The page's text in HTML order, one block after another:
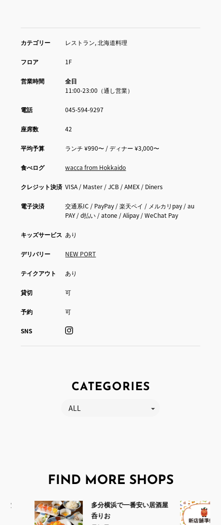
カテゴリー レストラン, 北海道料理
フロア 1F
営業時間
全日
11:00-23:00（通し営業）
電話 045-594-9297
座席数 42
平均予算 ランチ ¥990〜 / ディナー ¥3,000〜
食べログ wacca from Hokkaido
クレジット決済 VISA / Master / JCB / AMEX / Diners
電子決済
交通系IC / PayPay / 楽天ペイ / メルカリpay / au
PAY / d払い / atone / Alipay / WeChat Pay
キッズサービス あり
デリバリー NEW PORT
テイクアウト あり
貸切 可
予約 可
SNS
CATEGORIES
ALL
FIND MORE SHOPS
居酒屋 新店舗準備中！